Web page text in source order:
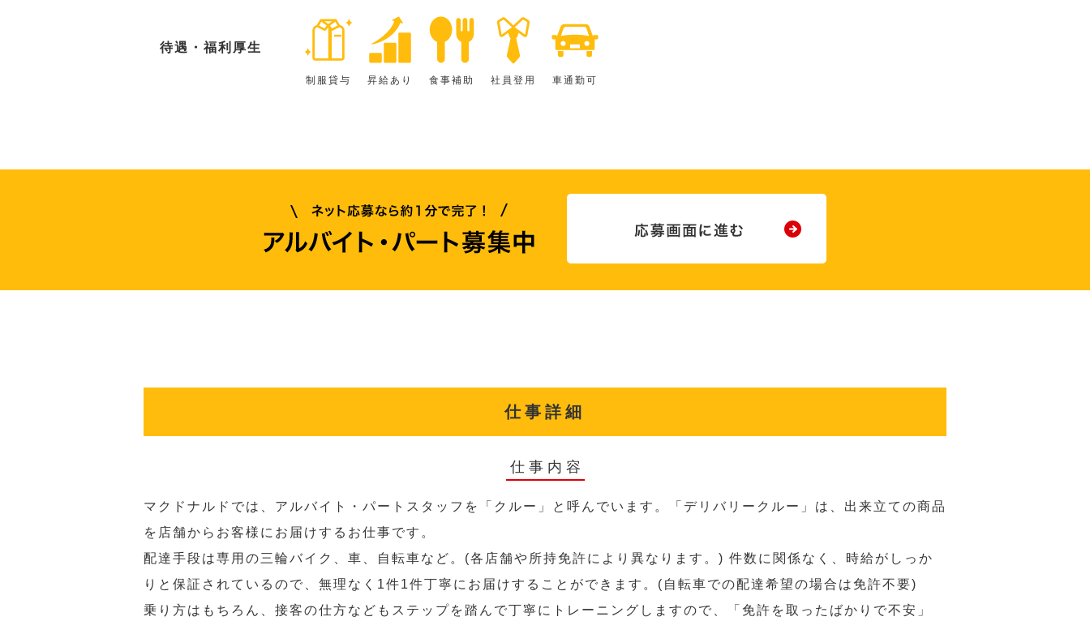
待遇・福利厚生
制服貸与 昇給あり 食事補助 社員登用 車通勤可
仕事詳細
仕事内容
マクドナルドでは、アルバイト・パートスタッフを「クルー」と呼んでいます。「デリバリークルー」は、出来立ての商品
を店舗からお客様にお届けするお仕事です。
配達手段は専用の三輪バイク、車、自転車など。(各店舗や所持免許により異なります。) 件数に関係なく、時給がしっか
りと保証されているので、無理なく1件1件丁寧にお届けすることができます。(自転車での配達希望の場合は免許不要)
乗り方はもちろん、接客の仕方などもステップを踏んで丁寧にトレーニングしますので、「免許を取ったばかりで不安」